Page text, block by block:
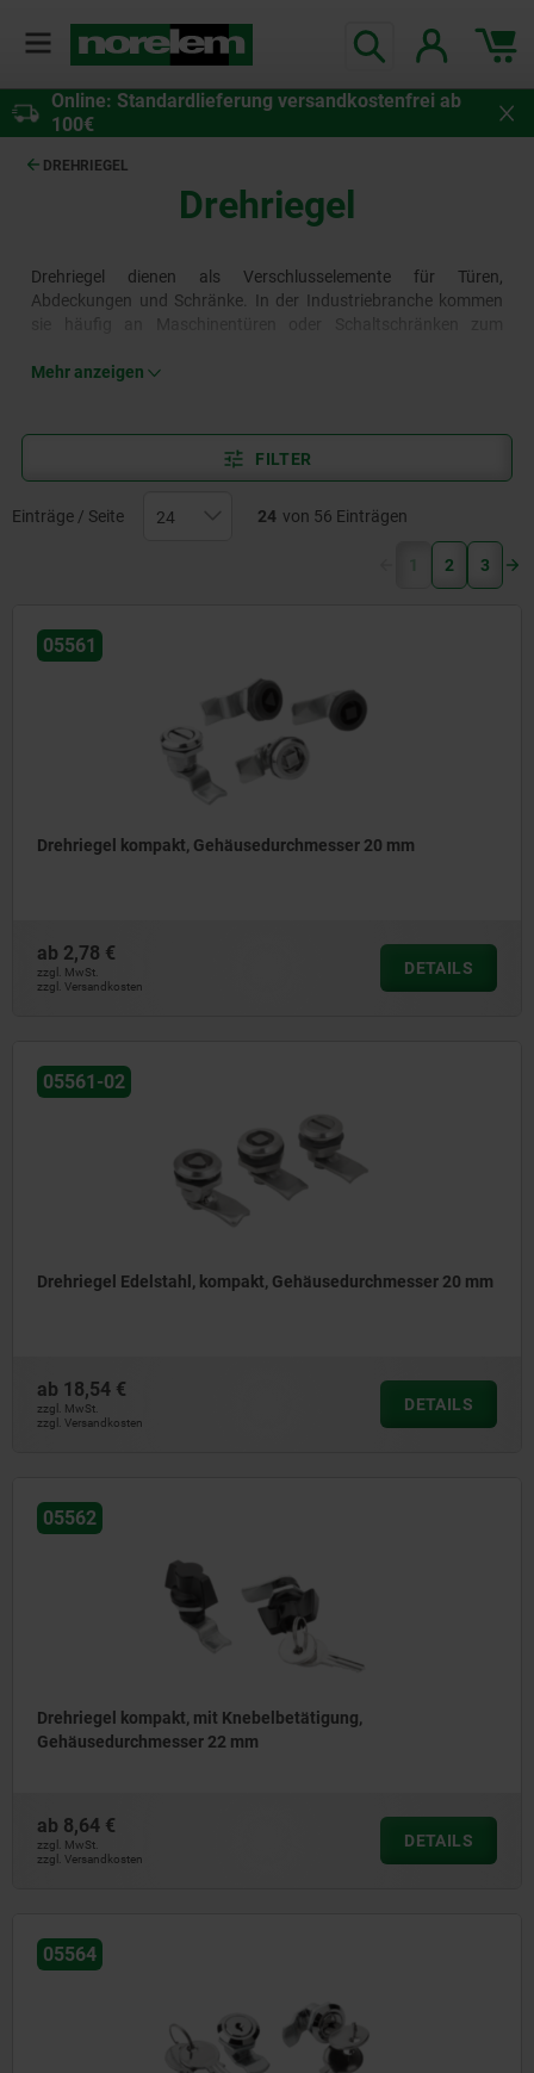
Online: Standardlieferung versandkostenfrei ab
100€
DREHRIEGEL
Drehriegel
Drehriegel dienen als Verschlusselemente für Türen,
Abdeckungen und Schränke. In der Industriebranche kommen
werden Drehriegel eingesetzt. Das norelem Sortiment bietet
Mehr anzeigen
FILTER
Einträge / Seite 24 von 56 Einträgen
1 (current)
2 3
05561
Drehriegel kompakt, Gehäusedurchmesser 20 mm
ab 2,78 €
zzgl. MwSt.
zzgl. Versandkosten
DETAILS
05561-02
Drehriegel Edelstahl, kompakt, Gehäusedurchmesser 20 mm
ab 18,54 €
zzgl. MwSt.
zzgl. Versandkosten
DETAILS
05562
Drehriegel kompakt, mit Knebelbetätigung,
Gehäusedurchmesser 22 mm
ab 8,64 €
zzgl. MwSt.
zzgl. Versandkosten
DETAILS
05564